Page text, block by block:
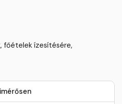
főételek ízesítésére,